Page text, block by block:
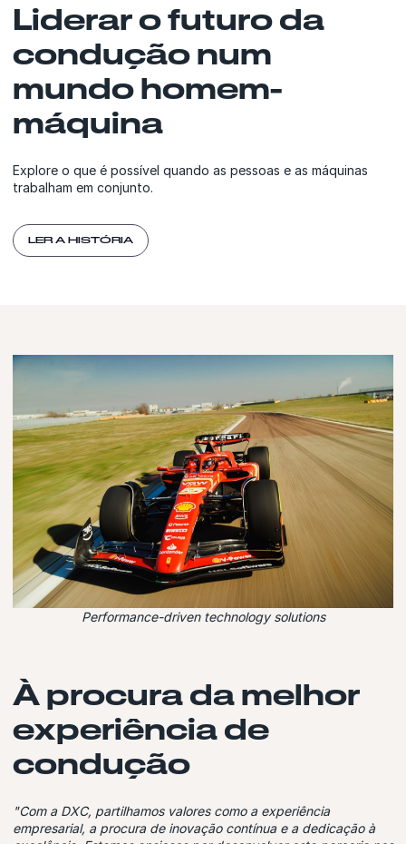
Liderar o futuro da
condução num
mundo homem-
máquina
Explore o que é possível quando as pessoas e as máquinas
trabalham em conjunto.
LER A HISTÓRIA
Performance-driven technology solutions
À procura da melhor
experiência de
condução
"Com a DXC, partilhamos valores como a experiência
empresarial, a procura de inovação contínua e a dedicação à